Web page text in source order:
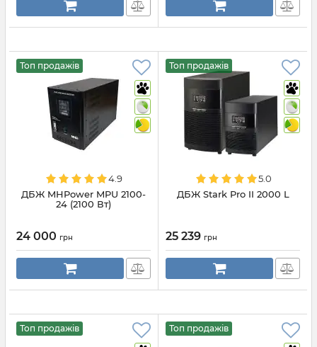
Топ продажів
4.9
ДБЖ MHPower MPU 2100-
24 (2100 Вт)
24 000 грн
Топ продажів
5.0
ДБЖ Stark Pro II 2000 L
25 239 грн
Топ продажів Топ продажів